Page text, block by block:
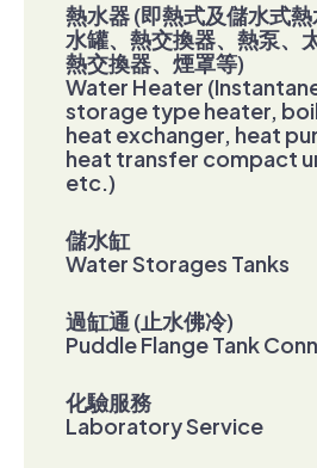
熱水器 (即熱式及儲水式
水罐、熱交換器、熱泵、
熱交換器、煙罩等)
Water Heater
storage type heater,
heat exchanger, heat
heat transfer compact
etc.)
儲水缸
Water Storages Tanks
過缸通 (止水佛冷)
Puddle Flange Tank
化驗服務
Laboratory Service